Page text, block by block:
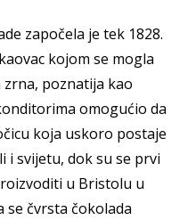
započela je tek 1828.
kojom se mogla
poznatija kao
omogućio da
koja uskoro postaje
i svijetu, dok su se prvi
u Bristolu u
se čvrsta čokolada